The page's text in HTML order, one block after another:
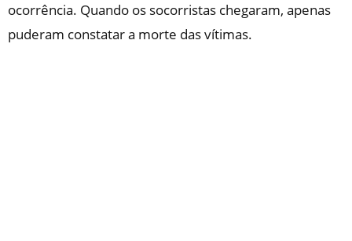
ocorrência. Quando os socorristas chegaram, apenas
puderam constatar a morte das vítimas.